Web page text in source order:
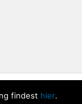
findest hier.